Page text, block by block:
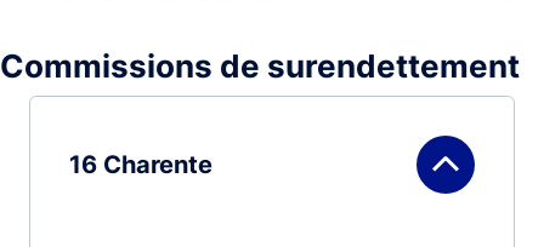
Commissions de surendettement
16 Charente